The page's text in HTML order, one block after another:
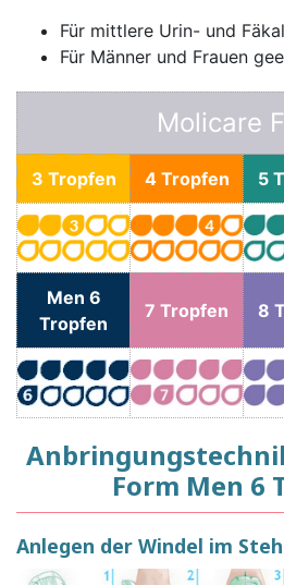
Für mittlere Urin- und
Für Männer und Frauen
Molicare
3 Tropfen 4 Tropfen 5
Men 6
Tropfen
7 Tropfen 8
Form Men 6
Anlegen der Windel im